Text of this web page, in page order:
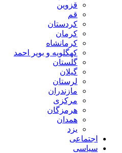
قزوین
قم
کردستان
کرمان
کرمانشاه
کهگلویه و بویر احمد
گلستان
گیلان
لرستان
مازندران
مرکزی
هرمزگان
همدان
یزد
اجتماعی
سیاسی